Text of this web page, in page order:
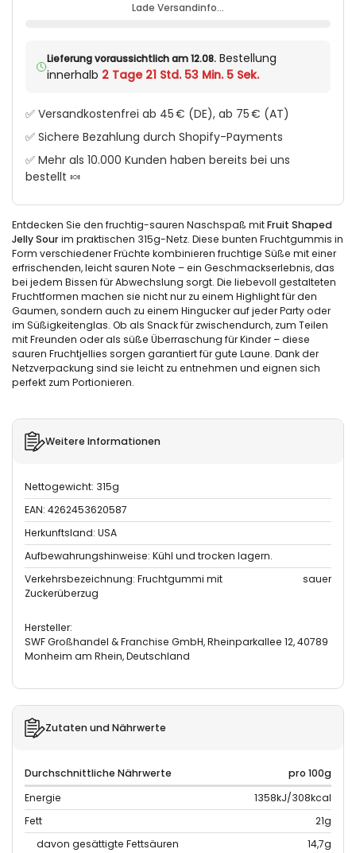
Lade Versandinfo…
Lieferung voraussichtlich am 12.08.Bestellung
innerhalb 2 Tage 21 Std. 53 Min. 5 Sek.
✅ Versandkostenfrei ab 45 € (DE), ab 75 € (AT)
✅ Sichere Bezahlung durch Shopify-Payments
✅ Mehr als 10.000 Kunden haben bereits bei uns
bestellt 🍬
Entdecken Sie den fruchtig-sauren Naschspaß mitFruit Shaped
Jelly Sourim praktischen 315g-Netz. Diese bunten Fruchtgummis in
Form verschiedener Früchte kombinieren fruchtige Süße mit einer
erfrischenden, leicht sauren Note – ein Geschmackserlebnis, das
bei jedem Bissen für Abwechslung sorgt. Die liebevoll gestalteten
Fruchtformen machen sie nicht nur zu einem Highlight für den
Gaumen, sondern auch zu einem Hingucker auf jeder Party oder
im Süßigkeitenglas. Ob als Snack für zwischendurch, zum Teilen
mit Freunden oder als süße Überraschung für Kinder – diese
sauren Fruchtjellies sorgen garantiert für gute Laune. Dank der
Netzverpackung sind sie leicht zu entnehmen und eignen sich
perfekt zum Portionieren.
Weitere Informationen
Nettogewicht: 315g
EAN: 4262453620587
Herkunftsland: USA
Aufbewahrungshinweise: Kühl und trocken lagern.
Verkehrsbezeichnung: Fruchtgummi mit
Zuckerüberzug
sauer
Hersteller:
SWF Großhandel & Franchise GmbH, Rheinparkallee 12, 40789
Monheim am Rhein, Deutschland
Zutaten und Nährwerte
Durchschnittliche Nährwerte
pro 100g
Energie
1358kJ/308kcal
Fett
21g
davon gesättigte Fettsäuren
14,7g